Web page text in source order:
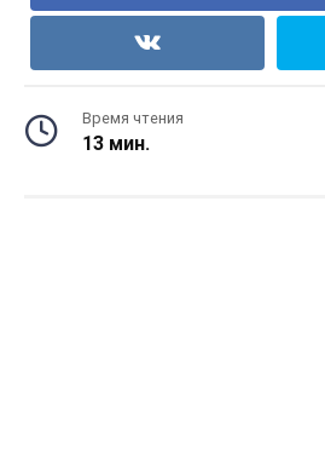
Время чтения
13 мин.